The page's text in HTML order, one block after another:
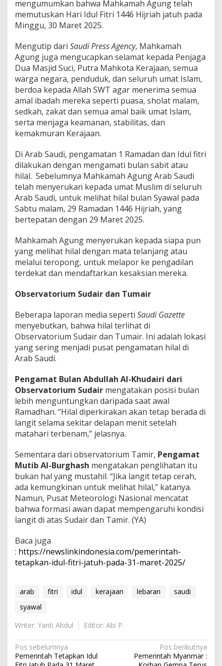
mengumumkan bahwa Mahkamah Agung telah
memutuskan Hari Idul Fitri 1446 Hijriah jatuh pada
Minggu, 30 Maret 2025.
Mengutip dari Saudi Press Agency, Mahkamah
Agung juga mengucapkan selamat kepada Penjaga
Dua Masjid Suci, Putra Mahkota Kerajaan, semua
warga negara, penduduk, dan seluruh umat Islam,
berdoa kepada Allah SWT agar menerima semua
amal ibadah mereka seperti puasa, sholat malam,
sedkah, zakat dan semua amal baik umat Islam,
serta menjaga keamanan, stabilitas, dan
kemakmuran Kerajaan.
Di Arab Saudi, pengamatan 1 Ramadan dan Idul fitri
dilakukan dengan mengamati bulan sabit atau
hilal. Sebelumnya Mahkamah Agung Arab Saudi
telah menyerukan kepada umat Muslim di seluruh
Arab Saudi, untuk melihat hilal bulan Syawal pada
Sabtu malam, 29 Ramadan 1446 Hijriah, yang
bertepatan dengan 29 Maret 2025.
Mahkamah Agung menyerukan kepada siapa pun
yang melihat hilal dengan mata telanjang atau
melalui teropong, untuk melapor ke pengadilan
terdekat dan mendaftarkan kesaksian mereka.
Observatorium Sudair dan Tumair
Beberapa laporan media seperti Saudi Gazette
menyebutkan, bahwa hilal terlihat di
Observatorium Sudair dan Tumair. Ini adalah lokasi
yang sering menjadi pusat pengamatan hilal di
Arab Saudi.
Pengamat Bulan Abdullah Al-Khudairi dari
Observatorium Sudair mengatakan posisi bulan
lebih menguntungkan daripada saat awal
Ramadhan. “Hilal diperkirakan akan tetap berada di
langit selama sekitar delapan menit setelah
matahari terbenam,” jelasnya.
Sementara dari observatorium Tamir, Pengamat
Mutib Al-Burghash mengatakan penglihatan itu
bukan hal yang mustahil. “Jika langit tetap cerah,
ada kemungkinan untuk melihat hilal,” katanya.
Namun, Pusat Meteorologi Nasional mencatat
bahwa formasi awan dapat mempengaruhi kondisi
langit di atas Sudair dan Tamir. (YA)
Baca juga
: https://newslinkindonesia.com/pemerintah-
tetapkan-idul-fitri-jatuh-pada-31-maret-2025/
arab fitri idul kerajaan lebaran
saudi
syawal
Writer: Yanti Abdul
Editor: Abi P
N
Pos sebelumnya
Pemerintah Tetapkan Idul
Pos berikutnya
Pemerintah Myanmar :